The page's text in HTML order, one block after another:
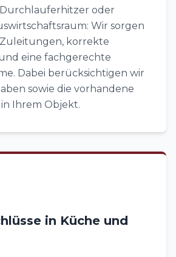
oder
Wir sorgen
korrekte
eine fachgerechte
Dabei berücksichtigen wir
sowie die vorhandene
Ihrem Objekt.
in Küche und